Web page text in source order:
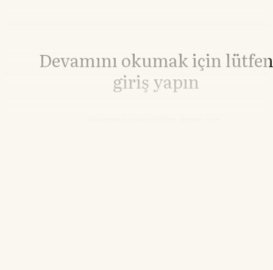
Devamını okumak için lütfen
giriş yapın